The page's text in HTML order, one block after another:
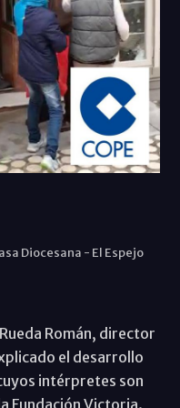
Diocesana - El Espejo
Román, director
el desarrollo
intérpretes son
Fundación Victoria.